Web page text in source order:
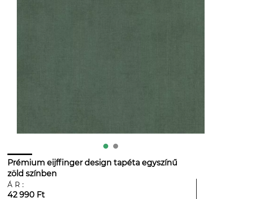
Prémium eijffinger design tapéta egyszínű
zöld színben
ÁR:
42 990 Ft